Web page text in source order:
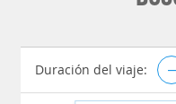
Duración del viaje: –